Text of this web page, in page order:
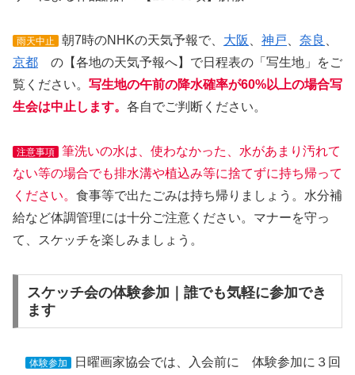
雨天中止 朝7時のNHKの天気予報で、 大阪 神戸 奈良
京都 の【各地の天気予報へ】で日程表の「写生地」をご
覧ください。 写生地の午前の降水確率が60%以上の場合写
生会は中止します。 各自でご判断ください。
注意事項
筆洗いの水は、使わなかった、水があまり汚れて
ない等の場合でも排水溝や植込み等に捨てずに持ち帰って
ください。 食事等で出たごみは持ち帰りましょう。水分補
給など体調管理には十分ご注意ください。マナーを守っ
て、スケッチを楽しみましょう。
スケッチ会の体験参加｜誰でも気軽に参加でき
ます
体験参加
日曜画家協会では、入会前に 体験参加に３回